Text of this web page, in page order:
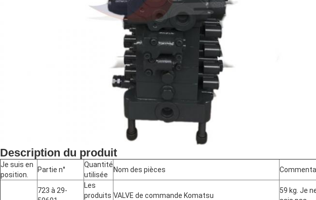
Description du produit
Je suis en
position.
Partie n°
Quantité
utilisée
Nom des pièces
723 à 29-
Les
produits VALVE de commande Komatsu
59 kg. Je